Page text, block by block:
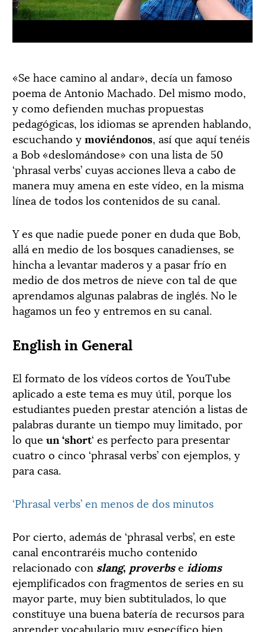
«Se hace camino al andar», decía un famoso
poema de Antonio Machado. Del mismo modo,
y como defienden muchas propuestas
pedagógicas, los idiomas se aprenden hablando,
escuchando ymoviéndonos, así que aquí tenéis
a Bob «deslomándose» con una lista de 50
‘phrasal verbs’ cuyas acciones lleva a cabo de
manera muy amena en este vídeo, en la misma
línea de todos los contenidos de su canal.
Y es que nadie puede poner en duda que Bob,
allá en medio de los bosques canadienses, se
hincha a levantar maderos y a pasar frío en
medio de dos metros de nieve con tal de que
aprendamos algunas palabras de inglés. No le
hagamos un feo y entremos en su canal.
English in General
El formato de los vídeos cortos de YouTube
aplicado a este tema es muy útil, porque los
estudiantes pueden prestar atención a listas de
palabras durante un tiempo muy limitado, por
lo que un ‘short‘ es perfecto para presentar
cuatro o cinco ‘phrasal verbs’ con ejemplos, y
para casa.
‘Phrasal verbs’ en menos de dos minutos
Por cierto, además de ‘phrasal verbs’, en este
canal encontraréis mucho contenido
relacionado con slang, proverbse idioms
ejemplificados con fragmentos de series en su
mayor parte, muy bien subtitulados, lo que
constituye una buena batería de recursos para
aprender vocabulario muy específico bien